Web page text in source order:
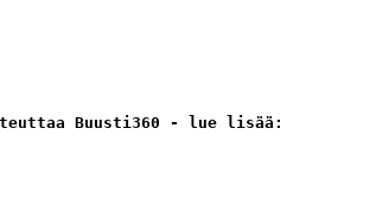
Buusti360 - lue lisää: